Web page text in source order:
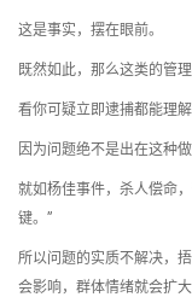
这是事实，摆在眼前。
既然如此，那么这类的管
看你可疑立即逮捕都能理解
因为问题绝不是出在这种做
就如杨佳事件，杀人偿命
键。”
所以问题的实质不解决，
会影响，群体情绪就会扩